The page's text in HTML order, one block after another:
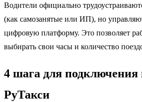
Водители официально
(как самозанятые или ИП), но
цифровую платформу. Это позволяет
выбирать свои часы и количество
4 шага для подключения
РуТакси